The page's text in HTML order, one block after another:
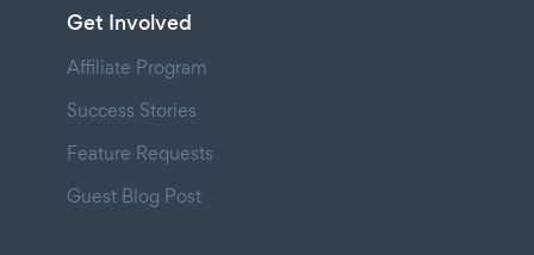
Get Involved
Affiliate Program
Success Stories
Feature Requests
Guest Blog Post